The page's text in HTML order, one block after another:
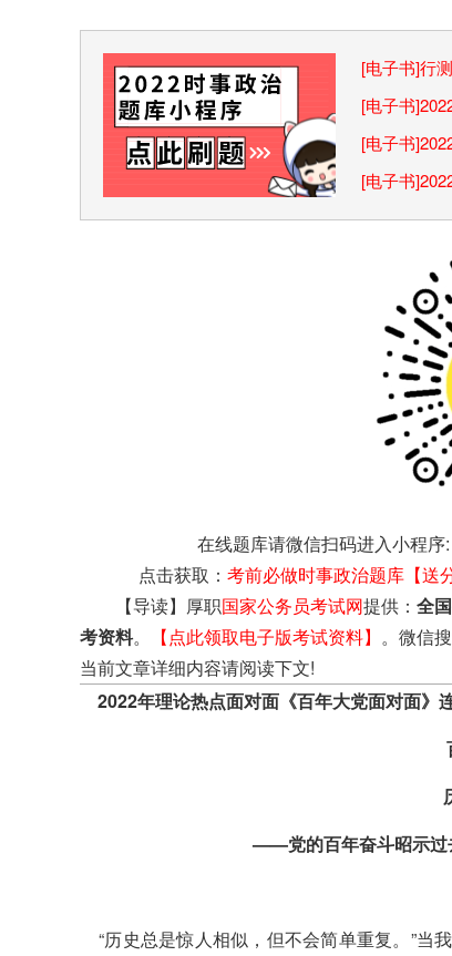
[电子书]行
巧
[电子书
[电子书
[电子书
在线题库请微信扫码进入小程序:
点击获取： 考前必做时事政治题库【送
【导读】厚职国家公务员考试网提供： 全
考资料。 【点此领取电子版考试资料】 。微信
当前文章详细内容请阅读下文!
2022年理论热点面对面《百年大党面对面》
——党的百年奋斗昭示过
“历史总是惊人相似，但不会简单重复。”当